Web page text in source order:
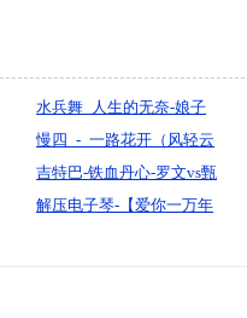
水兵舞_人生的无奈-娘子
流浪歌手(DJ版)无心制作
慢四_-_一路花开（风轻云
淡）『默寫制作』
吉特巴-铁血丹心-罗文vs甄
妮3（太原-王源制作）
解压电子琴-【爱你一万年